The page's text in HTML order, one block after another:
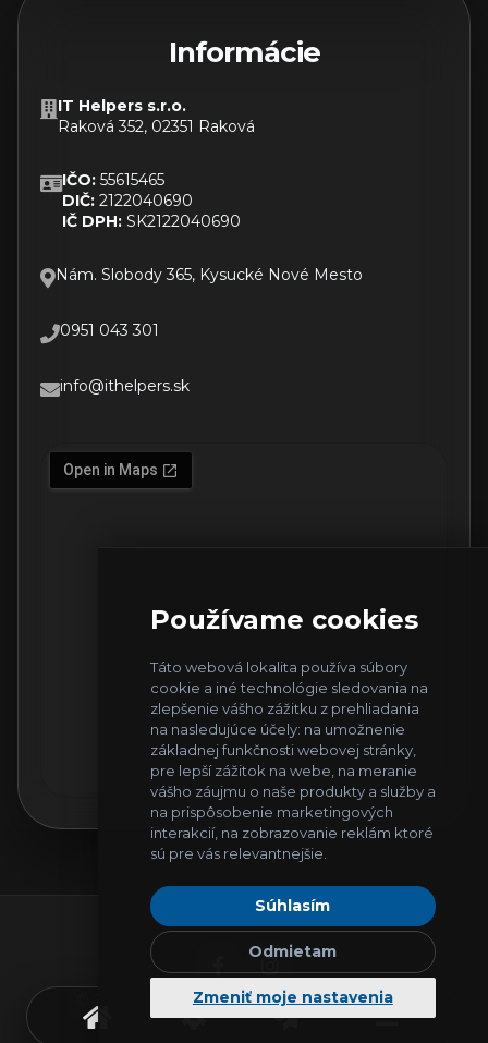
Používame cookies
Táto webová lokalita používa súbory
cookie a iné technológie sledovania na
zlepšenie vášho zážitku z prehliadania
na nasledujúce účely: na umožnenie
základnej funkčnosti webovej stránky,
pre lepší zážitok na webe na meranie
vášho záujmu o naše produkty a služby a
na prispôsobenie marketingových
interakcií, na zobrazovanie reklám ktoré
sú pre vás relevantnejšie
Súhlasím
Odmietam
Zmeniť moje nastavenia
Informácie
IT Helpers s.r.o.
Raková 352, 02351 Raková
IČO: 55615465
DIČ: 2122040690
IČ DPH: SK2122040690
Nám. Slobody 365, Kysucké Nové Mesto
0951 043 301
info@ithelpers.sk
IT Helpers. Všetky práva vyhradené.
Ochrana osobných údajov